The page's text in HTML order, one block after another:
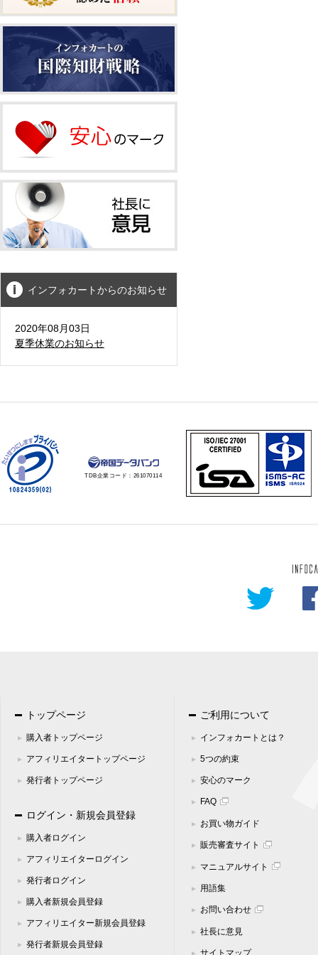
インフォカートからのお知らせ
2020年08月03日
夏季休業のお知らせ
TDB企業コード： 261070114
トップページ
購入者トップページ
アフィリエイタートップページ
発行者トップページ
ログイン・新規会員登録
購入者ログイン
アフィリエイターログイン
発行者ログイン
購入者新規会員登録
アフィリエイター新規会員登録
発行者新規会員登録
ご利用について
インフォカートとは？
5つの約束
安心のマーク
FAQ
お買い物ガイド
販売審査サイト
マニュアルサイト
用語集
お問い合わせ
社長に意見